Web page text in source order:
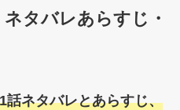
ネタバレあらすじ・
話ネタバレとあらすじ、